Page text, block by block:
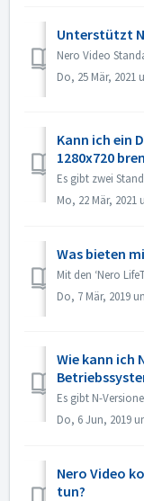
Unterstützt
Do, 25 Mär, 2021
Kann ich ein
1280x720
Mo, 22 Mär, 2021
Was bieten
Do, 7 Mär, 2019
Wie kann ich
Do, 6 Jun, 2019
Nero Video
tun?